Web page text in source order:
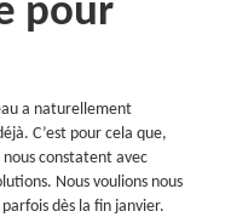
pour
a naturellement
C’est pour cela que,
nous constatent avec
Nous voulions nous
dès la fin janvier.